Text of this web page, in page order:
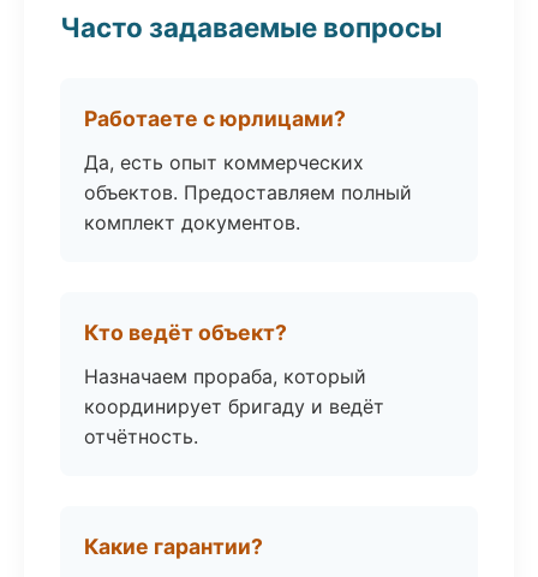
Часто задаваемые вопросы
Работаете с юрлицами?
Да, есть опыт коммерческих
объектов. Предоставляем полный
комплект документов.
Кто ведёт объект?
Назначаем прораба, который
координирует бригаду и ведёт
отчётность.
Какие гарантии?